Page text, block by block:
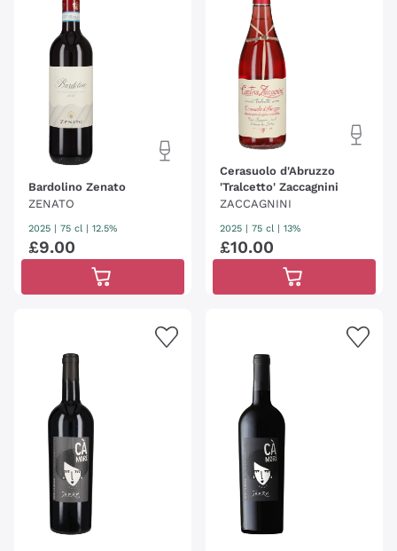
Bardolino Zenato
ZENATO
2025 | 75 cl | 12.5%
£9.00
Cerasuolo d'Abruzzo
'Tralcetto' Zaccagnini
ZACCAGNINI
2025 | 75 cl | 13%
£10.00